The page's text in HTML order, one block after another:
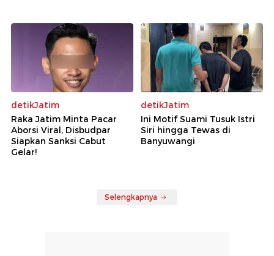
detikJatim
Raka Jatim Minta Pacar
Aborsi Viral, Disbudpar
Siapkan Sanksi Cabut
Gelar!
detikJatim
Ini Motif Suami Tusuk Istri
Siri hingga Tewas di
Banyuwangi
Selengkapnya